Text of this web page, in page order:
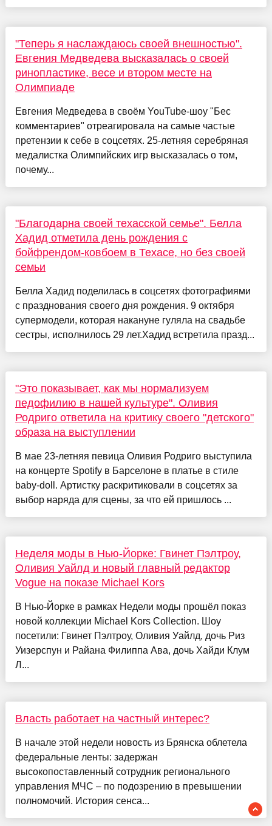
"Теперь я наслаждаюсь своей внешностью".
Евгения Медведева высказалась о своей
ринопластике, весе и втором месте на
Олимпиаде
Евгения Медведева в своём YouTube-шоу "Бес
комментариев" отреагировала на самые частые
претензии к себе в соцсетях. 25-летняя серебряная
медалистка Олимпийских игр высказалась о том,
почему...
"Благодарна своей техасской семье". Белла
Хадид отметила день рождения с
бойфрендом-ковбоем в Техасе, но без своей
семьи
Белла Хадид поделилась в соцсетях фотографиями
с празднования своего дня рождения. 9 октября
супермодели, которая накануне гуляла на свадьбе
сестры, исполнилось 29 лет.Хадид встретила празд...
"Это показывает, как мы нормализуем
педофилию в нашей культуре". Оливия
Родриго ответила на критику своего "детского"
образа на выступлении
В мае 23-летняя певица Оливия Родриго выступила
на концерте Spotify в Барселоне в платье в стиле
baby-doll. Артистку раскритиковали в соцсетях за
выбор наряда для сцены, за что ей пришлось ...
Неделя моды в Нью-Йорке: Гвинет Пэлтроу,
Оливия Уайлд и новый главный редактор
Vogue на показе Michael Kors
В Нью-Йорке в рамках Недели моды прошёл показ
новой коллекции Michael Kors Collection. Шоу
посетили: Гвинет Пэлтроу, Оливия Уайлд, дочь Риз
Уизерспун и Райана Филиппа Ава, дочь Хайди Клум
Л...
Власть работает на частный интерес?
В начале этой недели новость из Брянска облетела
федеральные ленты: задержан
высокопоставленный сотрудник регионального
управления МЧС – по подозрению в превышении
полномочий. История сенса...